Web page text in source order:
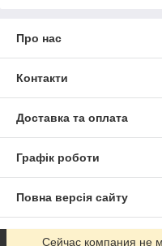
Про нас
Контакти
Доставка та оплата
Графік роботи
Повна версія сайту
Сайт створено на
Сейчас компания не